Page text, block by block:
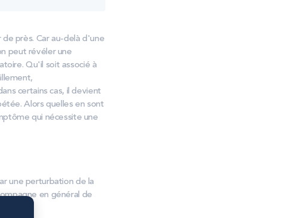
près. Car au-delà d'une
peut révéler une
Qu'il soit associé à
certains cas, il devient
Alors quelles en sont
qui nécessite une
une perturbation de la
en général de